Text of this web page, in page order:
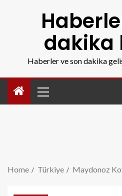
dakika
Haberler ve son dakika
Home Türkiye Maydonoz